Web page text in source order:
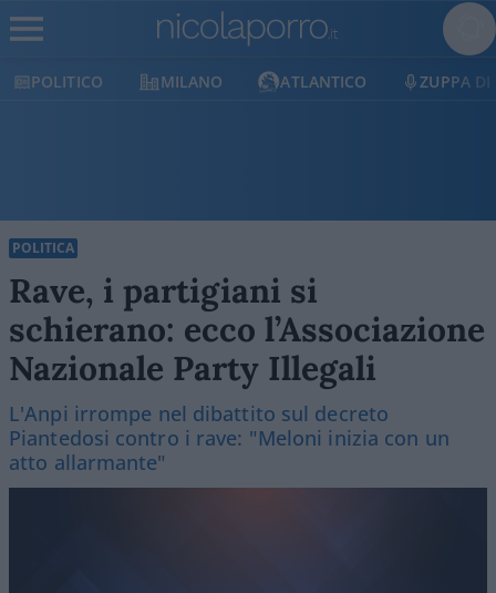
POLITICO MILANO ATLANTICO ZUPPA DI
POLITICA
Rave, i partigiani si
schierano: ecco l’Associazione
Nazionale Party Illegali
L'Anpi irrompe nel dibattito sul decreto
Piantedosi contro i rave: "Meloni inizia con un
atto allarmante"